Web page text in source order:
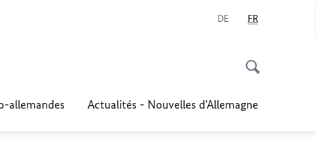
DE FR
allemandes Actualités - Nouvelles d'Allemagne